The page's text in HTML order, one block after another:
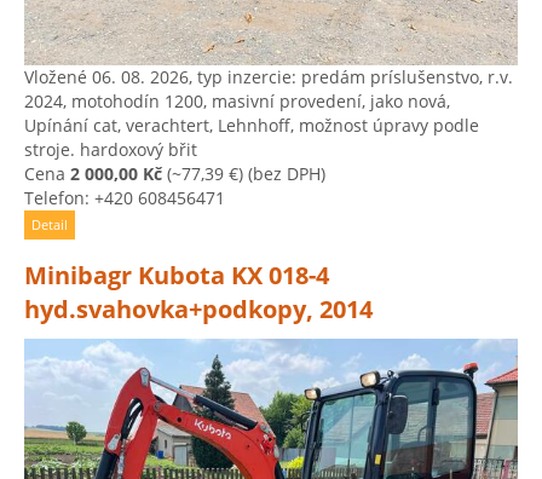
Vložené 06. 08. 2026, typ inzercie: predám príslušenstvo, r.v.
2024, motohodín 1200, masivní provedení, jako nová,
Upínání cat, verachtert, Lehnhoff, možnost úpravy podle
stroje. hardoxový břit
Cena 2 000,00 Kč (~77,39 €) (bez DPH)
Telefon: +420 608456471
Detail
Minibagr Kubota KX 018-4
hyd.svahovka+podkopy, 2014